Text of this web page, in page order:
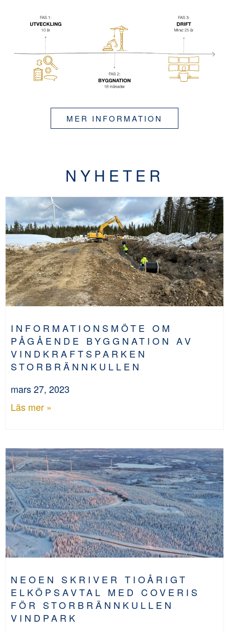
MER INFORMATION
NYHETER
INFORMATIONSMÖTE OM
PÅGÅENDE BYGGNATION AV
VINDKRAFTSPARKEN
STORBRÄNNKULLEN
mars 27, 2023
Läs mer »
NEOEN SKRIVER TIOÅRIGT
ELKÖPSAVTAL MED COVERIS
FÖR STORBRÄNNKULLEN
VINDPARK